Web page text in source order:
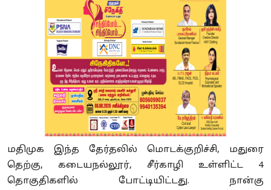
மதிமுக இந்த தேர்தலில் மொடக்குறிச்சி, மதுரை
தெற்கு, கடையநல்லூர், சீர்காழி உள்ளிட்ட 4
தொகுதிகளில் போட்டியிட்டது. நான்கு